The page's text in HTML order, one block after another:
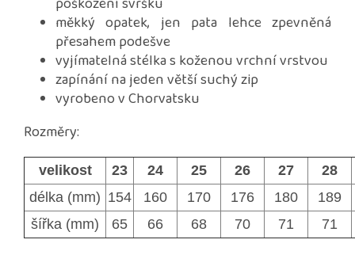
měkký opatek, jen pata lehce zpevněná
přesahem podešve
vyjímatelná stélka s koženou vrchní vrstvou
zapínání na jeden větší suchý zip
vyrobeno v Chorvatsku
Rozměry:
velikost 23 24 25 26 27
28
délka (mm) 154 160 170 176 180
189
šířka (mm)
65 66 68 70 71 71